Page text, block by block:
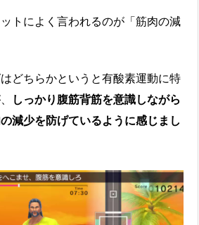
トによく言われるのが「筋肉の減
どちらかというと有酸素運動に特
しっかり腹筋背筋を意識しながら
減少を防げているように感じまし